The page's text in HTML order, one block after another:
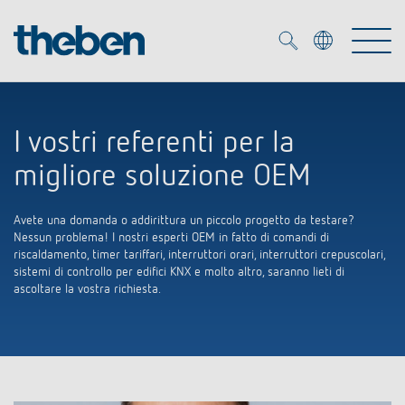
Prodotti
KNX
Smart Home
Rilevatori di presenza/movimento
Fari a LED
Soluzioni OEM
Referenze
Soluzioni
I vostri referenti per la
migliore soluzione OEM
Avete una domanda o addirittura un piccolo progetto da testare?
Nessun problema! I nostri esperti OEM in fatto di comandi di
riscaldamento, timer tariffari, interruttori orari, interruttori crepuscolari,
sistemi di controllo per edifici KNX e molto altro, saranno lieti di
ascoltare la vostra richiesta.